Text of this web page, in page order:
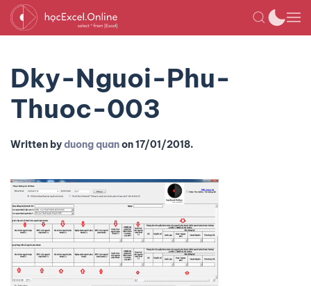
Dky-Nguoi-Phu-
Thuoc-003
Written byduong quanon17/01/2018.